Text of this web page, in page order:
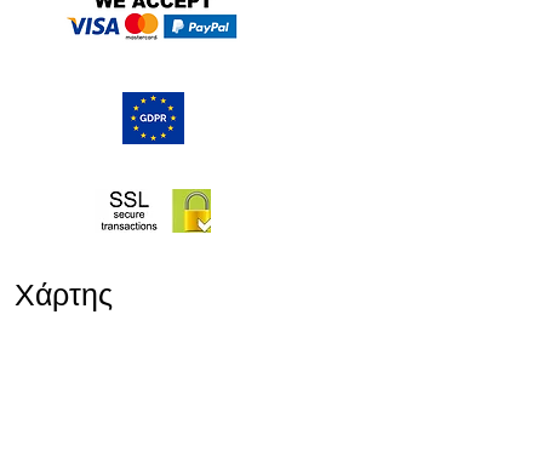
Χάρτης